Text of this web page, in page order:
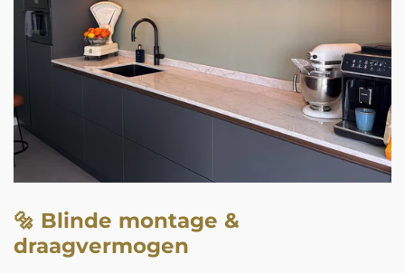
🔩 Blinde montage &
draagvermogen